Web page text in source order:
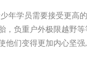
少年学员需要接受更高
，负重户外极限越野
他们变得更加内心坚强